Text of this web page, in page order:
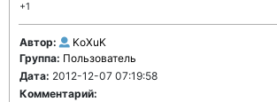
+1
Автор:
KoXuK
Группа: Пользователь
Дата: 2012-12-07 07:19:58
Комментарий: